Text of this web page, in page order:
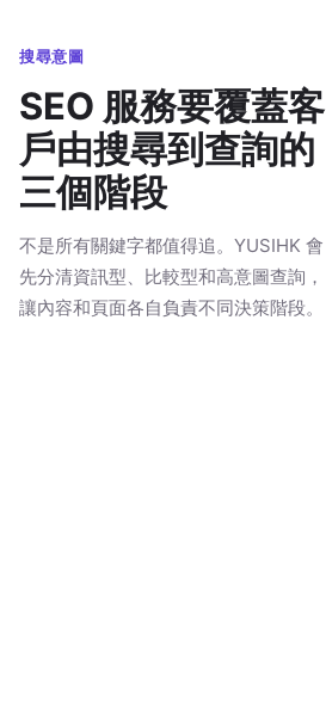
搜尋意圖
SEO 服務要覆蓋客
戶由搜尋到查詢的
三個階段
不是所有關鍵字都值得追。YUSIHK 會
先分清資訊型、比較型和高意圖查詢，
讓內容和頁面各自負責不同決策階段。